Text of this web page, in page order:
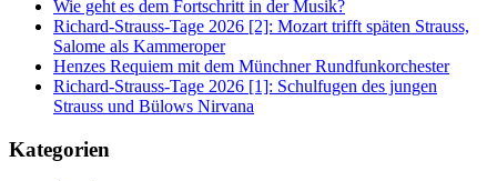
Wie geht es dem Fortschritt in der Musik?
Richard-Strauss-Tage 2026 [2]: Mozart trifft späten Strauss,
Salome als Kammeroper
Henzes Requiem mit dem Münchner Rundfunkorchester
Richard-Strauss-Tage 2026 [1]: Schulfugen des jungen
Strauss und Bülows Nirvana
Kategorien